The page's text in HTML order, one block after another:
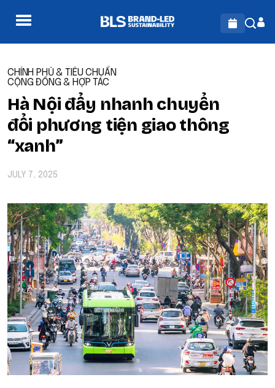
CHÍNH PHỦ & TIÊU CHUẨN
CỘNG ĐỒNG & HỢP TÁC
Hà Nội đẩy nhanh chuyển
đổi phương tiện giao thông
“xanh”
JULY 7, 2025